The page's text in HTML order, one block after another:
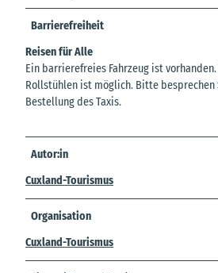
Barrierefreiheit
Reisen für Alle
Ein barrierefreies Fahrzeug ist
Rollstühlen ist möglich. Bitte
Bestellung des Taxis.
Autor:in
Cuxland-Tourismus
Organisation
Cuxland-Tourismus